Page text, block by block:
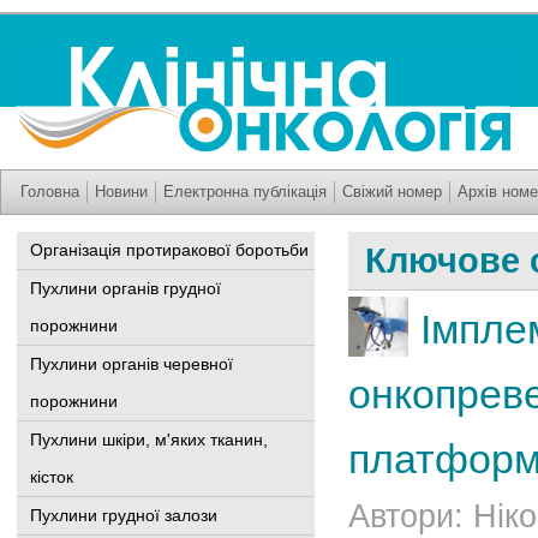
Головна Новини Електронна публікація Свіжий номер Архів
Організація протиракової боротьби
Пухлини органів грудної
порожнини
Пухлини органів черевної
порожнини
Пухлини шкіри, м'яких тканин,
кісток
Пухлини грудної залози
Ключове
Автори: